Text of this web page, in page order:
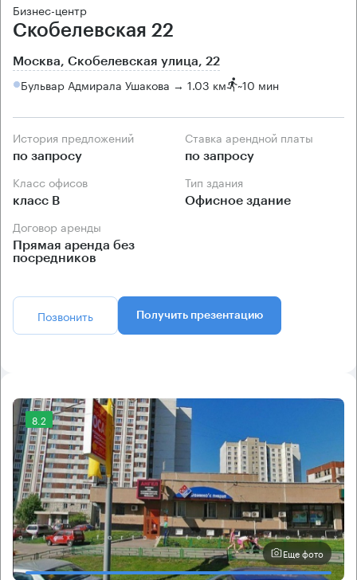
Бизнес-центр
Скобелевская 22
Москва, Скобелевская улица, 22
Бульвар Адмирала Ушакова → 1.03 км ~10 мин
История предложений
по запросу
Ставка арендной платы
по запросу
Класс офисов
класс B
Тип здания
Офисное здание
Договор аренды
Прямая аренда без
посредников
Позвонить Получить презентацию
8.2
Еще фото